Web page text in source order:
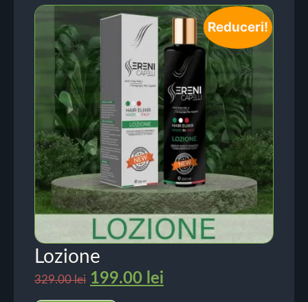
Reduceri!
Lozione
329.00lei 199.00 lei